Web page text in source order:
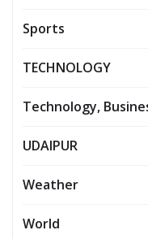
Sports
TECHNOLOGY
Technology,
UDAIPUR
Weather
World